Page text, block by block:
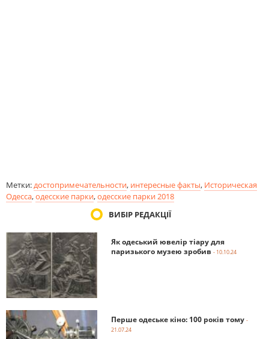
Метки:достопримечательности, интересные факты, Историческая
Одесса,одесские парки,одесские парки 2018
ВИБІР РЕДАКЦІЇ
Як одеський ювелір тіару для
паризького музею зробив - 10.10.24
Перше одеське кіно: 100 років тому -
21.07.24